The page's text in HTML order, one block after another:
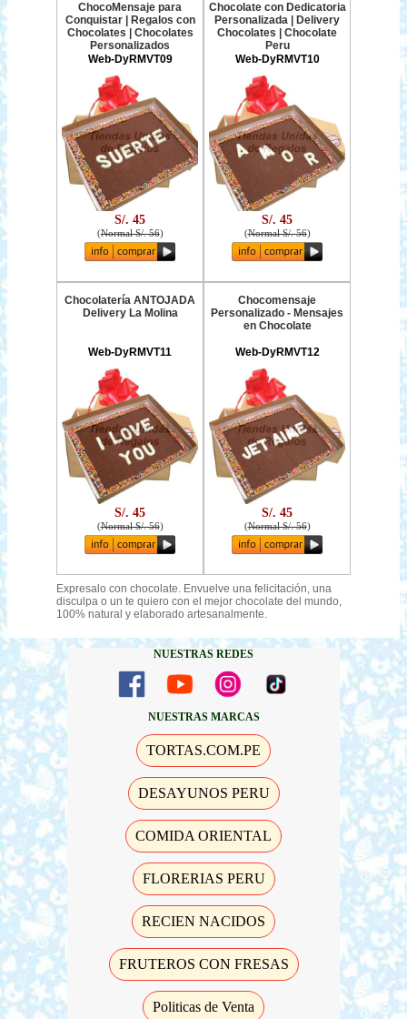
ChocoMensaje para
Conquistar | Regalos con
Chocolates | Chocolates
Personalizados
Web-DyRMVT09
S/. 45
(Normal S/. 56)
Chocolate con Dedicatoria
Personalizada | Delivery
Chocolates | Chocolate
Peru
Web-DyRMVT10
S/. 45
(Normal S/. 56)
Chocolatería ANTOJADA
Delivery La Molina
Web-DyRMVT11
S/. 45
(Normal S/. 56)
Chocomensaje
Personalizado - Mensajes
en Chocolate
Web-DyRMVT12
S/. 45
(Normal S/. 56)
Expresalo con chocolate. Envuelve una felicitación, una
disculpa o un te quiero con el mejor chocolate del mundo,
100% natural y elaborado artesanalmente.
NUESTRAS REDES
NUESTRAS MARCAS
TORTAS.COM.PE
DESAYUNOS PERU
COMIDA ORIENTAL
FLORERIAS PERU
RECIEN NACIDOS
FRUTEROS CON FRESAS
Politicas de Venta